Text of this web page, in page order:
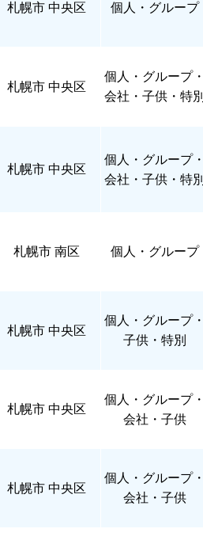
札幌市 中央区 個人 ・グループ
札幌市 中央区
個人
・グループ・
会社・子供・特別
札幌市 中央区
個人
・グループ・
会社・子供・特別
札幌市 南区 個人 ・グループ
札幌市 中央区
個人
・グループ・
子供・特別
札幌市 中央区
個人
・グループ・
会社・子供
札幌市 中央区
個人
・グループ・
会社・子供